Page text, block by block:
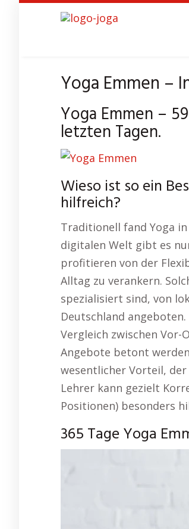
Yoga Emmen –
Yoga Emmen –
letzten Tagen.
Wieso ist so ein
hilfreich?
Traditionell fand Yoga
digitalen Welt gibt es
profitieren von der
Alltag zu verankern.
spezialisiert sind, von
Deutschland
Vergleich zwischen
Angebote betont
wesentlicher Vorteil,
Lehrer kann gezielt
Positionen) besonders
365 Tage Yoga